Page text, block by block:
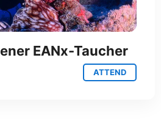
EANx-Taucher
ATTEND